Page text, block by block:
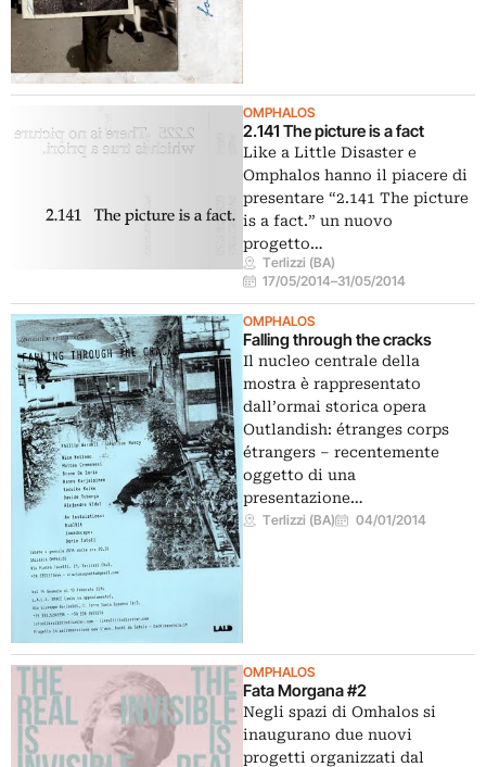
OMPHALOS
2.141 The picture is a fact
Like a Little Disaster e
Omphalos hanno il piacere di
presentare “2.141 The picture
is a fact.” un nuovo
progetto…
Terlizzi (BA)
17/05/2014–31/05/2014
OMPHALOS
Falling through the cracks
Il nucleo centrale della
mostra è rappresentato
dall’ormai storica opera
Outlandish: étranges corps
étrangers – recentemente
oggetto di una
presentazione…
Terlizzi (BA) 04/01/2014
OMPHALOS
Fata Morgana #2
Negli spazi di Omhalos si
inaugurano due nuovi
progetti organizzati dal